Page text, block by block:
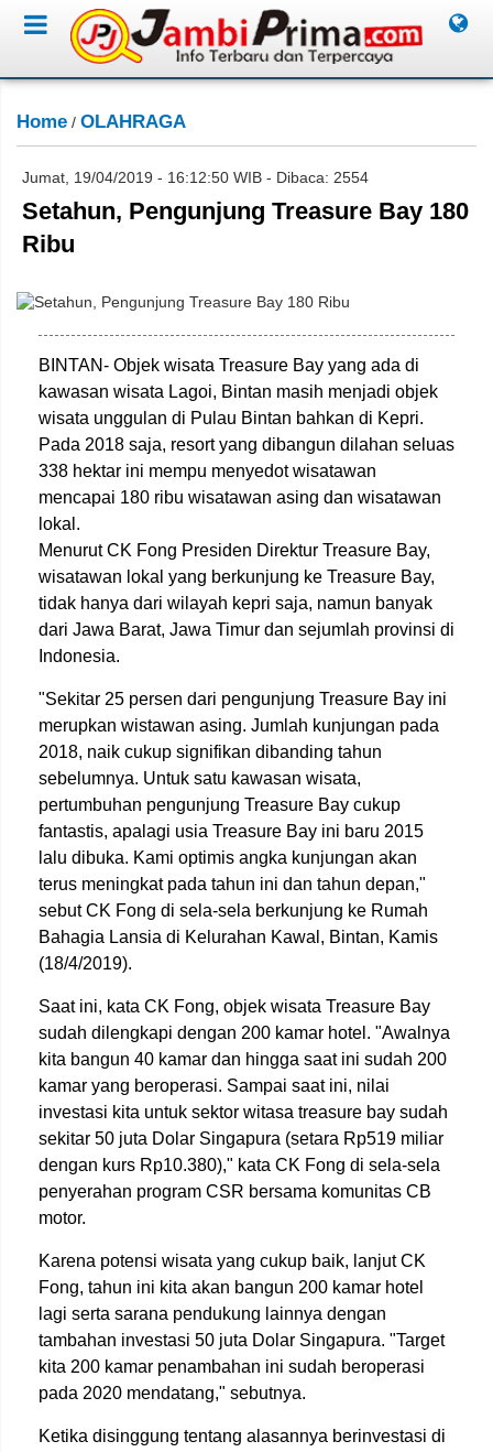
Home / OLAHRAGA
Jumat, 19/04/2019 - 16:12:50 WIB - Dibaca: 2554
Setahun, Pengunjung Treasure Bay 180
Ribu
BINTAN- Objek wisata Treasure Bay yang ada di
kawasan wisata Lagoi, Bintan masih menjadi objek
wisata unggulan di Pulau Bintan bahkan di Kepri.
Pada 2018 saja, resort yang dibangun dilahan seluas
338 hektar ini mempu menyedot wisatawan
mencapai 180 ribu wisatawan asing dan wisatawan
lokal.
Menurut CK Fong Presiden Direktur Treasure Bay,
wisatawan lokal yang berkunjung ke Treasure Bay,
tidak hanya dari wilayah kepri saja, namun banyak
dari Jawa Barat, Jawa Timur dan sejumlah provinsi di
Indonesia.
"Sekitar 25 persen dari pengunjung Treasure Bay ini
merupkan wistawan asing. Jumlah kunjungan pada
2018, naik cukup signifikan dibanding tahun
sebelumnya. Untuk satu kawasan wisata,
pertumbuhan pengunjung Treasure Bay cukup
fantastis, apalagi usia Treasure Bay ini baru 2015
lalu dibuka. Kami optimis angka kunjungan akan
terus meningkat pada tahun ini dan tahun depan,"
sebut CK Fong di sela-sela berkunjung ke Rumah
Bahagia Lansia di Kelurahan Kawal, Bintan, Kamis
(18/4/2019).
Saat ini, kata CK Fong, objek wisata Treasure Bay
sudah dilengkapi dengan 200 kamar hotel. "Awalnya
kita bangun 40 kamar dan hingga saat ini sudah 200
kamar yang beroperasi. Sampai saat ini, nilai
investasi kita untuk sektor witasa treasure bay sudah
sekitar 50 juta Dolar Singapura (setara Rp519 miliar
dengan kurs Rp10.380)," kata CK Fong di sela-sela
penyerahan program CSR bersama komunitas CB
motor.
Karena potensi wisata yang cukup baik, lanjut CK
Fong, tahun ini kita akan bangun 200 kamar hotel
lagi serta sarana pendukung lainnya dengan
tambahan investasi 50 juta Dolar Singapura. "Target
kita 200 kamar penambahan ini sudah beroperasi
pada 2020 mendatang," sebutnya.
Ketika disinggung tentang alasannya berinvestasi di